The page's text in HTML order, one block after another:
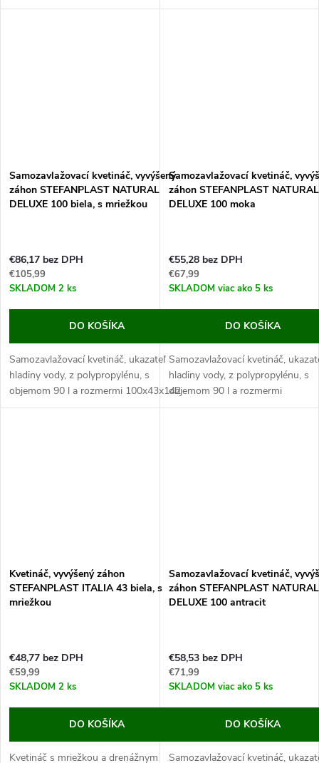
43x43x142cm.
upevňovacia šnúrka, rozmery
Samozavlažovací kvetináč, vyvýšený
záhon STEFANPLAST NATURAL
DELUXE 100 biela, s mriežkou
€86,17 bez DPH
€105,99
SKLADOM 2 ks
DO KOŠÍKA
Samozavlažovací kvetináč, ukazateľ
hladiny vody, z polypropylénu, s
objemom 90 l a rozmermi 100x43x142
cm.
Samozavlažovací kvetináč,
záhon STEFANPLAST NATURAL
DELUXE 100 moka
€55,28 bez DPH
€67,99
SKLADOM viac ako 5 ks
DO KOŠÍKA
Samozavlažovací kvetináč,
hladiny vody, z polypropylénu, s
objemom 90 l a rozmermi
100x43x33cm
Kvetináč, vyvýšený záhon
STEFANPLAST ITALIA 43 biela, s
mriežkou
€48,77 bez DPH
€59,99
SKLADOM 2 ks
DO KOŠÍKA
Kvetináč s mriežkou a drenážnym
Samozavlažovací kvetináč,
záhon STEFANPLAST NATURAL
DELUXE 100 antracit
€58,53 bez DPH
€71,99
SKLADOM viac ako 5 ks
DO KOŠÍKA
Samozavlažovací kvetináč,